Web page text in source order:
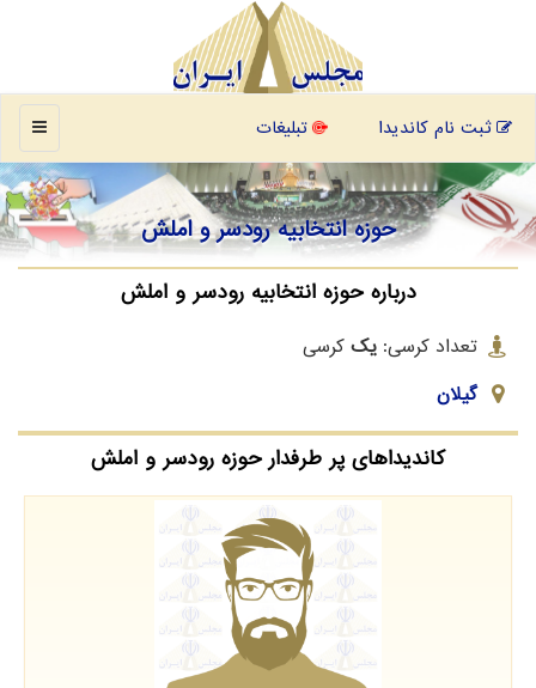
منو ثبت نام کاندیدا تبلیغات
حوزه انتخابیه رودسر و املش
درباره حوزه انتخابیه رودسر و املش
تعداد کرسی: یک کرسی
گیلان
کاندیداهای پر طرفدار حوزه رودسر و املش